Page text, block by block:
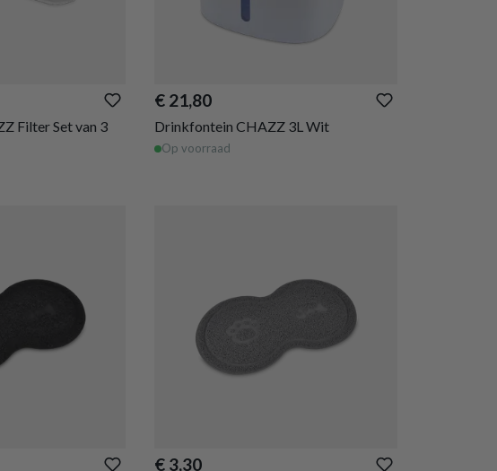
Filter Set van 3
€ 21,80
Drinkfontein CHAZZ 3L Wit
Op voorraad
€ 3,30